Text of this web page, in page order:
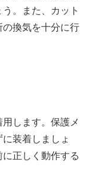
。また、カット
換気を十分に行
します。保護メ
装着しましょ
正しく動作する